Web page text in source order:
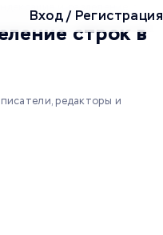
Вход/ Регистрация
строк в
редакторы и